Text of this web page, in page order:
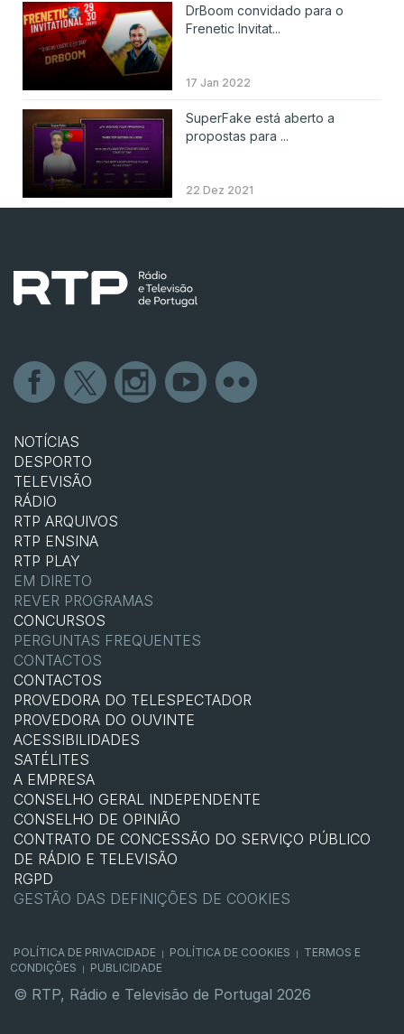
DrBoom convidado para o
Frenetic Invitat...
17 Jan 2022
SuperFake está aberto a
propostas para ...
22 Dez 2021
NOTÍCIAS
DESPORTO
TELEVISÃO
RÁDIO
RTP ARQUIVOS
RTP ENSINA
RTP PLAY
EM DIRETO
REVER PROGRAMAS
CONCURSOS
PERGUNTAS FREQUENTES
CONTACTOS
CONTACTOS
PROVEDORA DO TELESPECTADOR
PROVEDORA DO OUVINTE
ACESSIBILIDADES
SATÉLITES
A EMPRESA
CONSELHO GERAL INDEPENDENTE
CONSELHO DE OPINIÃO
CONTRATO DE CONCESSÃO DO SERVIÇO PÚBLICO
DE RÁDIO E TELEVISÃO
RGPD
GESTÃO DAS DEFINIÇÕES DE COOKIES
POLÍTICA DE PRIVACIDADE POLÍTICA DE COOKIES
TERMOS E
CONDIÇÕES
PUBLICIDADE
© RTP, Rádio e Televisão de Portugal 2026